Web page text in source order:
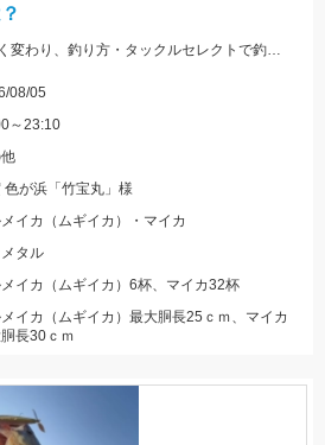
前半と後半でパターンが大きく変わり、釣り方・タックルセレクトで釣果に差が出た日でした。最近の傾向としてケイムラ系カラーは必須ですので必ず持って行ってください。
08/05
～23:10
色が浜「竹宝丸」様
イカ（ムギイカ）・マイカ
タル
イカ（ムギイカ）6杯、マイカ32杯
イカ（ムギイカ）最大胴長25ｃｍ、マイカ
長30ｃｍ